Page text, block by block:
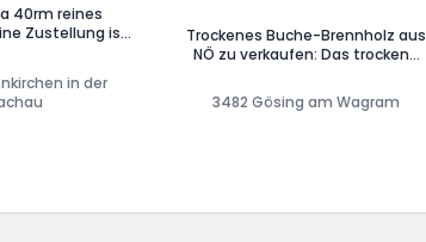
40rm reines
Zustellung ist
Längen
werden.
in der
Trockenes Buche-Brennholz aus
NÖ zu verkaufen: Das trockene
wird regional, im Krems-Land,
produziert. Uns ist nicht nur die
Angebot mit einem genauen
3482 Gösing am Wagram